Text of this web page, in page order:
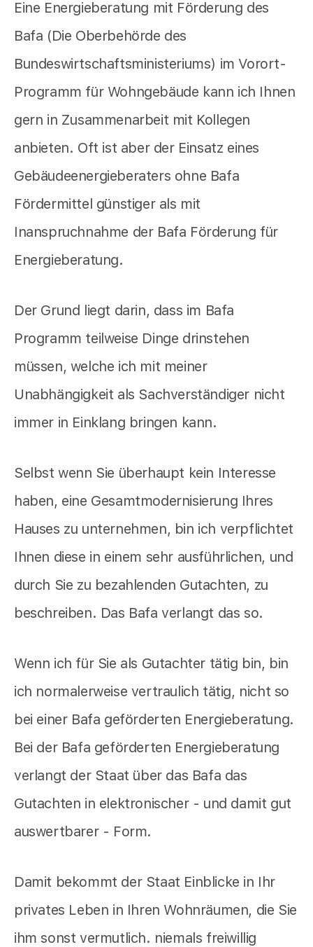
Eine Energieberatung mit Förderung des
Bafa (Die Oberbehörde des
Bundeswirtschaftsministeriums) im Vorort-
Programm für Wohngebäude kann ich Ihnen
gern in Zusammenarbeit mit Kollegen
anbieten. Oft ist aber der Einsatz eines
Gebäudeenergieberaters ohne Bafa
Fördermittel günstiger als mit
Inanspruchnahme der Bafa Förderung für
Energieberatung.
Der Grund liegt darin, dass im Bafa
Programm teilweise Dinge drinstehen
müssen, welche ich mit meiner
Unabhängigkeit als Sachverständiger nicht
immer in Einklang bringen kann.
Selbst wenn Sie überhaupt kein Interesse
haben, eine Gesamtmodernisierung Ihres
Hauses zu unternehmen, bin ich verpflichtet
Ihnen diese in einem sehr ausführlichen, und
durch Sie zu bezahlenden Gutachten, zu
beschreiben. Das Bafa verlangt das so.
Wenn ich für Sie als Gutachter tätig bin, bin
ich normalerweise vertraulich tätig, nicht so
bei einer Bafa geförderten Energieberatung.
Bei der Bafa geförderten Energieberatung
verlangt der Staat über das Bafa das
Gutachten in elektronischer - und damit gut
auswertbarer - Form.
Damit bekommt der Staat Einblicke in Ihr
privates Leben in Ihren Wohnräumen, die Sie
ihm sonst vermutlich. niemals freiwillig